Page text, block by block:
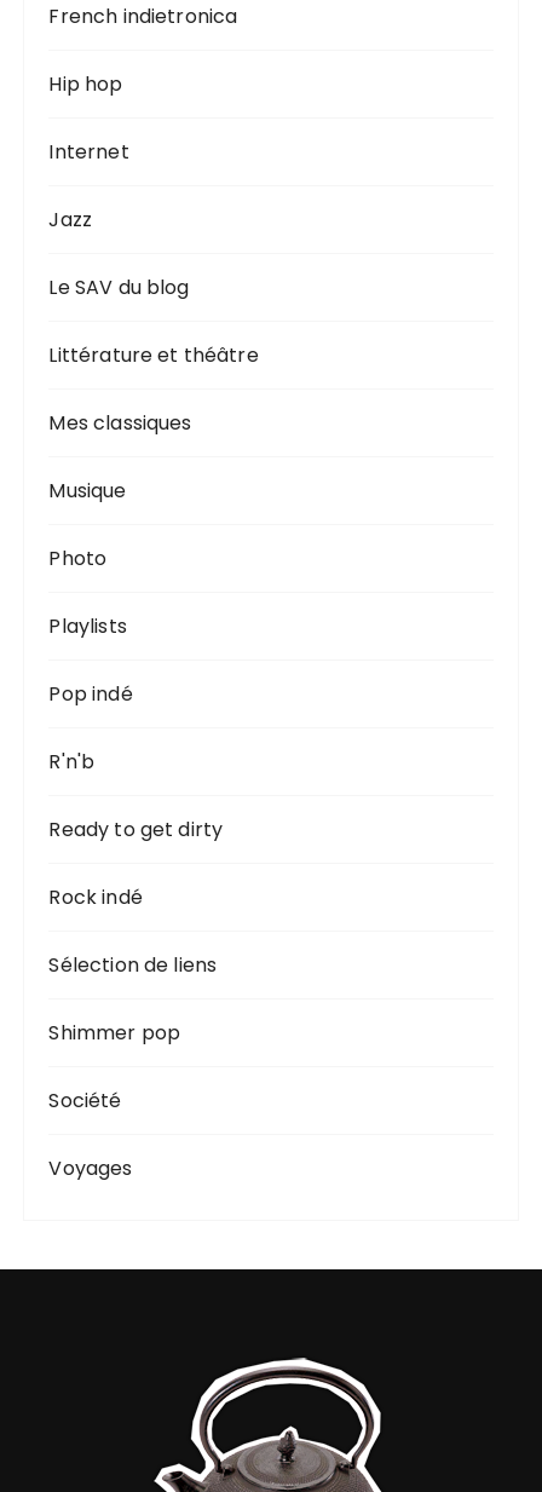
French indietronica
Hip hop
Internet
Jazz
Le SAV du blog
Littérature et théâtre
Mes classiques
Musique
Photo
Playlists
Pop indé
R'n'b
Ready to get dirty
Rock indé
Sélection de liens
Shimmer pop
Société
Voyages